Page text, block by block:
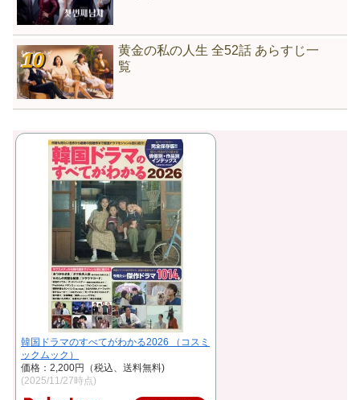
黄金の私の人生 全52話 あらすじ一
覧
韓国ドラマのすべてがわかる2026 （コスミ
ックムック）
価格：2,200円（税込、送料無料)
(2025/11/27時点)